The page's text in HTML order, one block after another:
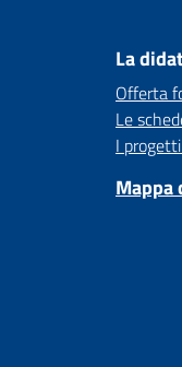
La
Offerta
Le
I
Mappa